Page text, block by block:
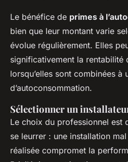
Le bénéfice de primes à
bien que leur montant varie
évolue régulièrement. Elles
significativement la rentabilité
lorsqu’elles sont combinées à
d’autoconsommation.
Sélectionner un
Le choix du professionnel est
se leurrer : une installation
réalisée compromet la